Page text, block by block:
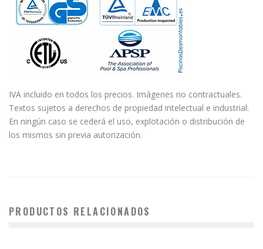
IVA incluido en todos los precios. Imágenes no contractuales.
Textos sujetos a derechos de propiedad intelectual e industrial.
En ningún caso se cederá el uso, explotación o distribución de
los mismos sin previa autorización.
PRODUCTOS RELACIONADOS